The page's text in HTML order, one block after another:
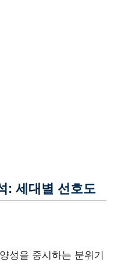
: 세대별 선호도
성을 중시하는 분위기